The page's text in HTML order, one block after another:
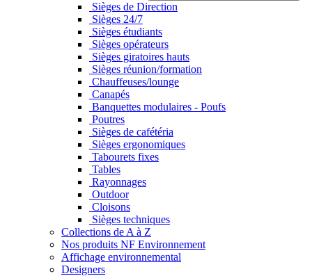
Sièges de Direction
Sièges 24/7
Sièges étudiants
Sièges opérateurs
Sièges giratoires hauts
Sièges réunion/formation
Chauffeuses/lounge
Canapés
Banquettes modulaires - Poufs
Poutres
Sièges de cafétéria
Sièges ergonomiques
Tabourets fixes
Tables
Rayonnages
Outdoor
Cloisons
Sièges techniques
Collections de A à Z
Nos produits NF Environnement
Affichage environnemental
Designers